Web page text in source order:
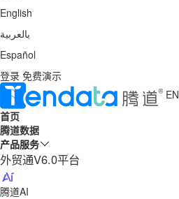
English
بالعربية
Español
登录 免费演示
EN
首页
腾道数据
产品服务
外贸通V6.0平台
腾道AI